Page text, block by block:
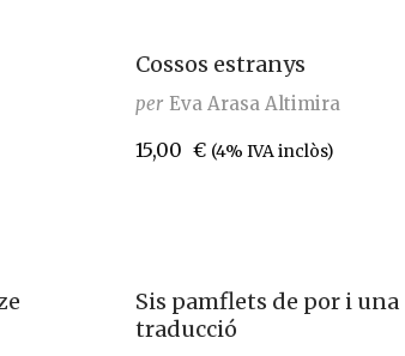
Cossos estranys
per Eva Arasa Altimira
15,00 € (4% IVA inclòs)
Sis pamflets de por i una
traducció